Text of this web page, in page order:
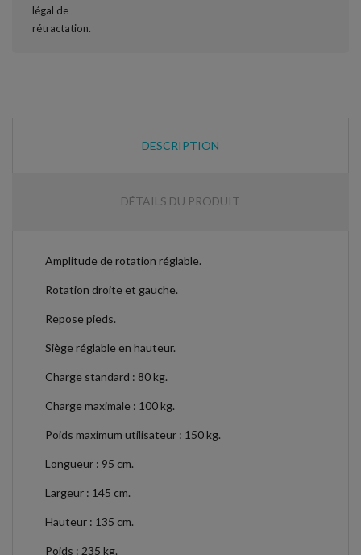
DESCRIPTION
DÉTAILS DU PRODUIT
Amplitude de rotation réglable.
Rotation droite et gauche.
Repose pieds.
Siège réglable en hauteur.
Charge standard : 80 kg.
Charge maximale : 100 kg.
Poids maximum utilisateur : 150 kg.
Longueur : 95 cm.
Largeur : 145 cm.
Hauteur : 135 cm.
Poids : 235 kg.